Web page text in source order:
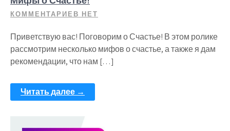
КОММЕНТАРИЕВ НЕТ
Приветствую вас! Поговорим о Счастье! В этом ролике
рассмотрим несколько мифов о счастье, а также я дам
рекомендации, что нам […]
Читать далее →